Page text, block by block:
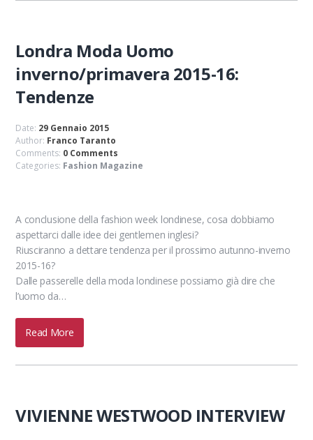
Londra Moda Uomo
inverno/primavera 2015-16:
Tendenze
Date: 29 Gennaio 2015
Author: Franco Taranto
Comments: 0 Comments
Categories: Fashion Magazine
A conclusione della fashion week londinese, cosa dobbiamo
aspettarci dalle idee dei gentlemen inglesi?
Riusciranno a dettare tendenza per il prossimo autunno-inverno
2015-16?
Dalle passerelle della moda londinese possiamo già dire che
l’uomo da…
Read More
VIVIENNE WESTWOOD INTERVIEW